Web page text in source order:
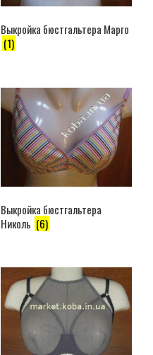
Выкройка бюстгальтера Марго
(1)
Выкройка бюстгальтера
Николь (6)